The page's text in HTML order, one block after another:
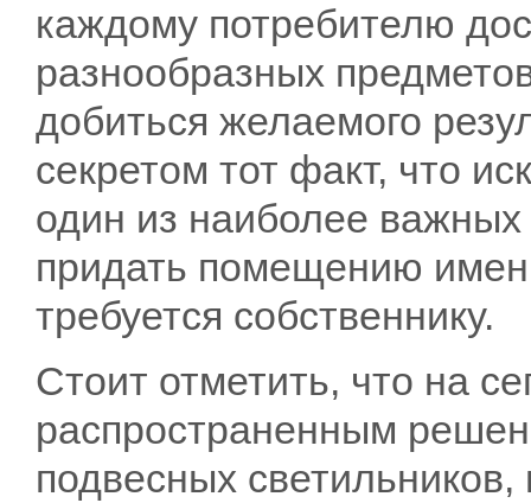
каждому потребителю
разнообразных
добиться желаемого
секретом тот факт, что
один из наиболее
придать помещению
требуется собственнику.
Стоит отметить, что на
распространенным
подвесных